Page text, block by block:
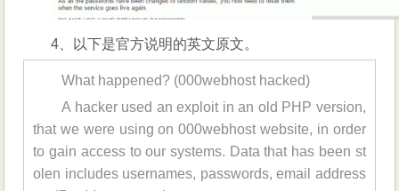
4、以下是官方说明的英文原文。
What happened? (000webhost hacked)
A hacker used an exploit in an old PHP version,
that we were using on 000webhost website, in order
to gain access to our systems. Data that has been st
olen includes usernames, passwords, email address